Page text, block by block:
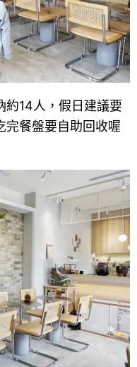
14人， 假日建議要
完餐盤要自助回收喔